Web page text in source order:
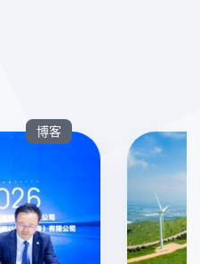
博客